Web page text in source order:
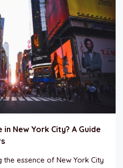
New York City? A Guide
the essence of New York City